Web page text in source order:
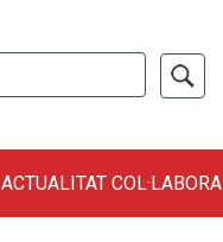
ACTUALITAT COL·LABORA